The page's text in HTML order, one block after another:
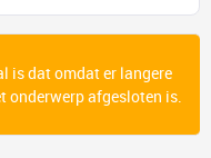
is dat omdat er langere
onderwerp afgesloten is.